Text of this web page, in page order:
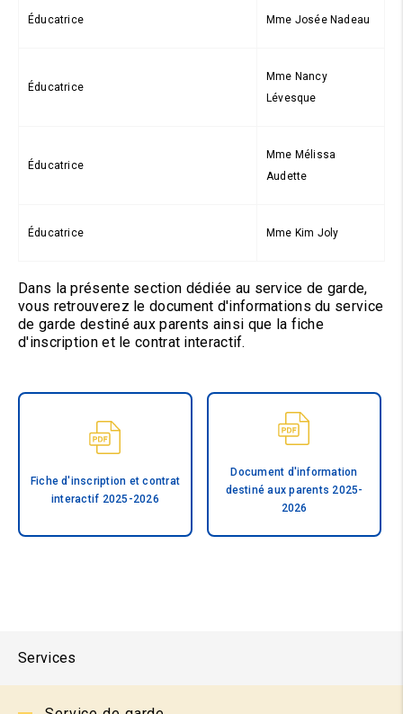
Services
Éducatrice Mme Josée Nadeau
Éducatrice
Mme Nancy
Lévesque
Éducatrice
Mme Mélissa
Audette
Éducatrice Mme Kim Joly
Dans la présente section dédiée au service de garde,
vous retrouverez le document d'informations du service
de garde destiné aux parents ainsi que la fiche
d'inscription et le contrat interactif.
Fiche d'inscription et contrat
interactif 2025-2026
Document d'information
destiné aux parents 2025-
2026